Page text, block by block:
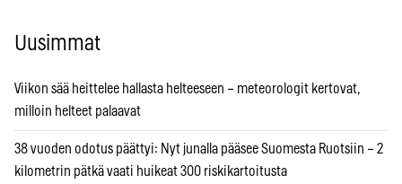
Uusimmat
Viikon sää heittelee hallasta helteeseen – meteorologit kertovat,
milloin helteet palaavat
38 vuoden odotus päättyi: Nyt junalla pääsee Suomesta Ruotsiin – 2
kilometrin pätkä vaati huikeat 300 riskikartoitusta